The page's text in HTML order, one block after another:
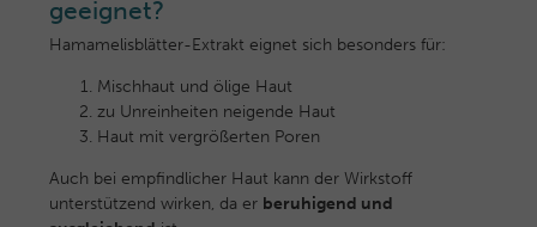
geeignet?
Hamamelisblätter-Extrakt eignet sich besonders für:
Mischhaut und ölige Haut
zu Unreinheiten neigende Haut
Haut mit vergrößerten Poren
Auch bei empfindlicher Haut kann der Wirkstoff
unterstützend wirken, da er beruhigend und